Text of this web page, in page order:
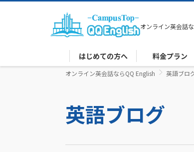
オンライン英会話
はじめての方へ 料金プラン
オンライン英会話ならQQ English 英語ブロ
英語ブログ